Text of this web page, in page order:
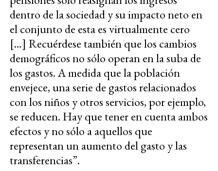
dentro de la sociedad y su impacto neto en
el conjunto de esta es virtualmente cero
[…] Recuérdese también que los cambios
demográficos no sólo operan en la suba de
los gastos. A medida que la población
envejece, una serie de gastos relacionados
con los niños y otros servicios, por ejemplo,
se reducen. Hay que tener en cuenta ambos
efectos y no sólo a aquellos que
representan un aumento del gasto y las
transferencias”.